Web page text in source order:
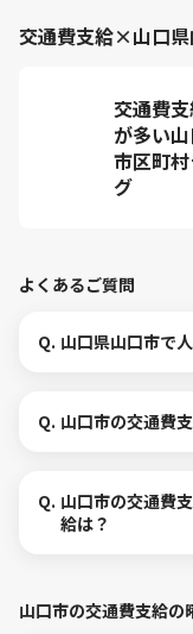
交通費支給×山口
交通費
が多い
市区町
グ
よくあるご質問
Q. 山口県山口市で
Q. 山口市の交通費
Q. 山口市の交通費
給は？
山口市の交通費支給の